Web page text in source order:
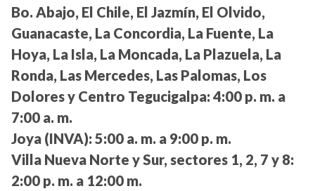
Bo. Abajo, El Chile, El Jazmín, El Olvido,
Guanacaste, La Concordia, La Fuente, La
Hoya, La Isla, La Moncada, La Plazuela, La
Ronda, Las Mercedes, Las Palomas, Los
Dolores y Centro Tegucigalpa: 4:00 p. m. a
7:00 a. m.
Joya (INVA): 5:00 a. m. a 9:00 p. m.
Villa Nueva Norte y Sur, sectores 1, 2, 7 y 8:
2:00 p. m. a 12:00 m.